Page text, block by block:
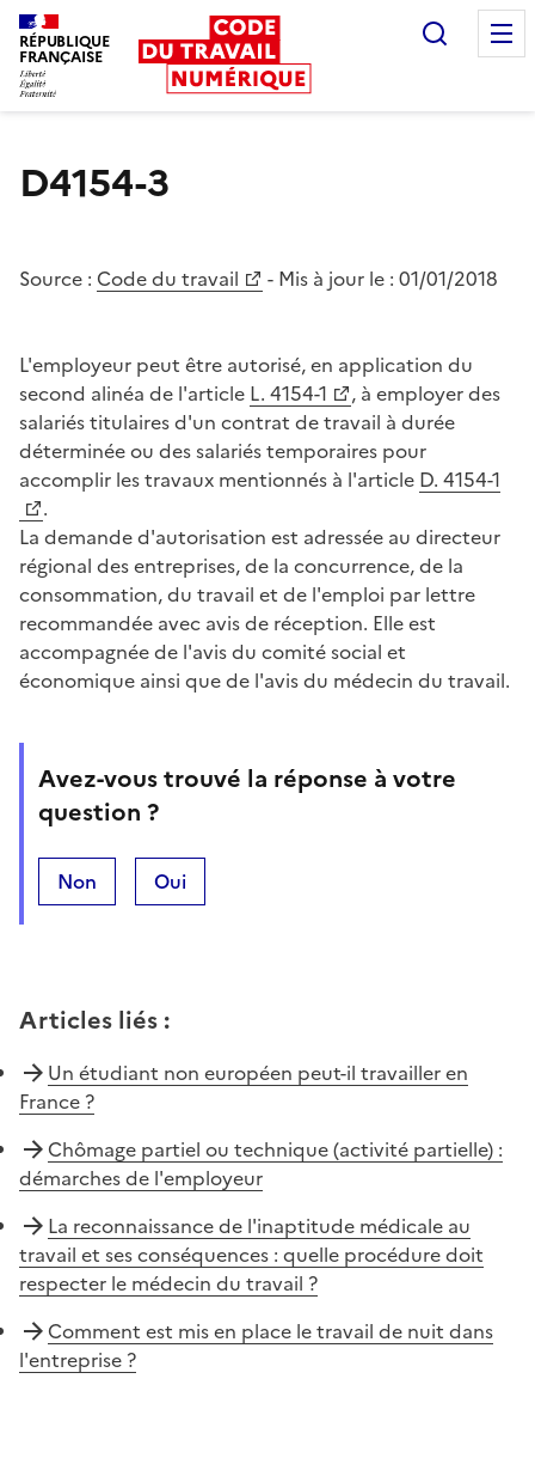
RÉPUBLIQUE
FRANÇAISE
D4154-3
Source : Code du travail - Mis à jour le : 01/01/2018
L'employeur peut être autorisé, en application du
second alinéa de l'article L. 4154-1
, à employer des
salariés titulaires d'un contrat de travail à durée
déterminée ou des salariés temporaires pour
accomplir les travaux mentionnés à l'article D. 4154-1
.
La demande d'autorisation est adressée au directeur
régional des entreprises, de la concurrence, de la
consommation, du travail et de l'emploi par lettre
recommandée avec avis de réception. Elle est
accompagnée de l'avis du comité social et
économique ainsi que de l'avis du médecin du travail.
Avez-vous trouvé la réponse à votre
question ?
Non Oui
Articles liés :
Un étudiant non européen peut-il travailler en
France ?
Chômage partiel ou technique (activité partielle) :
démarches de l'employeur
La reconnaissance de l'inaptitude médicale au
travail et ses conséquences : quelle procédure doit
respecter le médecin du travail ?
Comment est mis en place le travail de nuit dans
l'entreprise ?